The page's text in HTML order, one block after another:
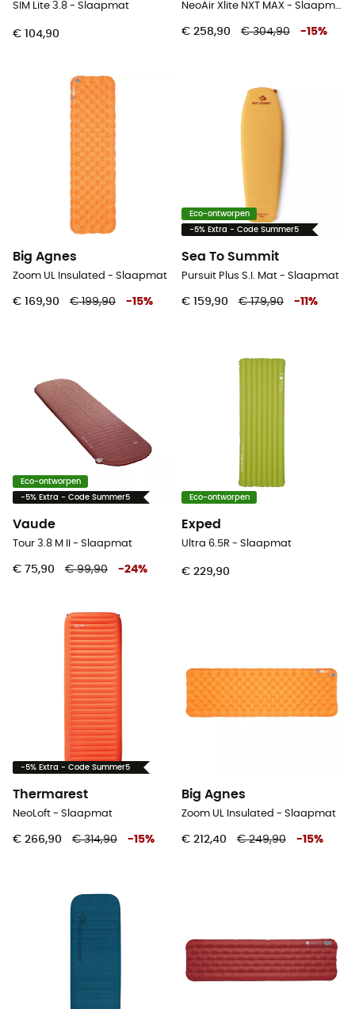
SIM Lite 3.8 - Slaapmat
€ 104,90
NeoAir Xlite NXT MAX - Slaapmat
€ 258,90 € 304,90 -15%
Big Agnes
Zoom UL Insulated - Slaapmat
€ 169,90 € 199,90 -15%
Eco-ontworpen
-5% Extra - Code Summer5
Sea To Summit
Pursuit Plus S.I. Mat - Slaapmat
€ 159,90 € 179,90 -11 %
Eco-ontworpen
-5% Extra - Code Summer5
Vaude
Tour 3.8 M II - Slaapmat
€ 75,90 € 99,90 -24%
Eco-ontworpen
Exped
Ultra 6.5R - Slaapmat
€ 229,90
-5% Extra - Code Summer5
Thermarest
NeoLoft - Slaapmat
€ 266,90 € 314,90 -15%
Big Agnes
Zoom UL Insulated - Slaapmat
€ 212,40 € 249,90 -15%